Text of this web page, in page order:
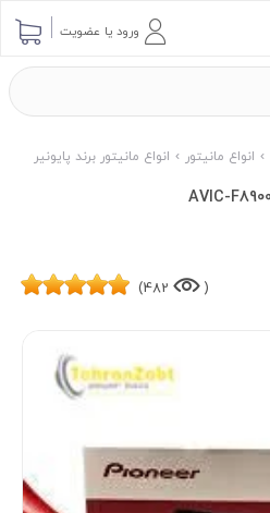
ورود یا عضویت
انواع مانیتور انواع مانیتور برند پایونیر
(
482)